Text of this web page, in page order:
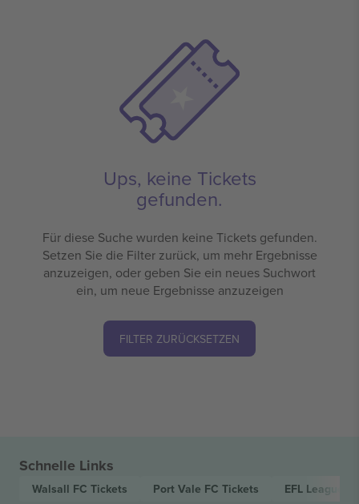
Ups, keine Tickets
gefunden.
Für diese Suche wurden keine Tickets gefunden.
Setzen Sie die Filter zurück, um mehr Ergebnisse
anzuzeigen, oder geben Sie ein neues Suchwort
ein, um neue Ergebnisse anzuzeigen
FILTER ZURÜCKSETZEN
Schnelle Links
Walsall FC Tickets Port Vale FC Tickets EFL League